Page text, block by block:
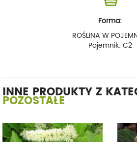
Forma:
ROŚLINA W
Pojemnik: C2
INNE PRODUKTY Z
POZOSTAŁE